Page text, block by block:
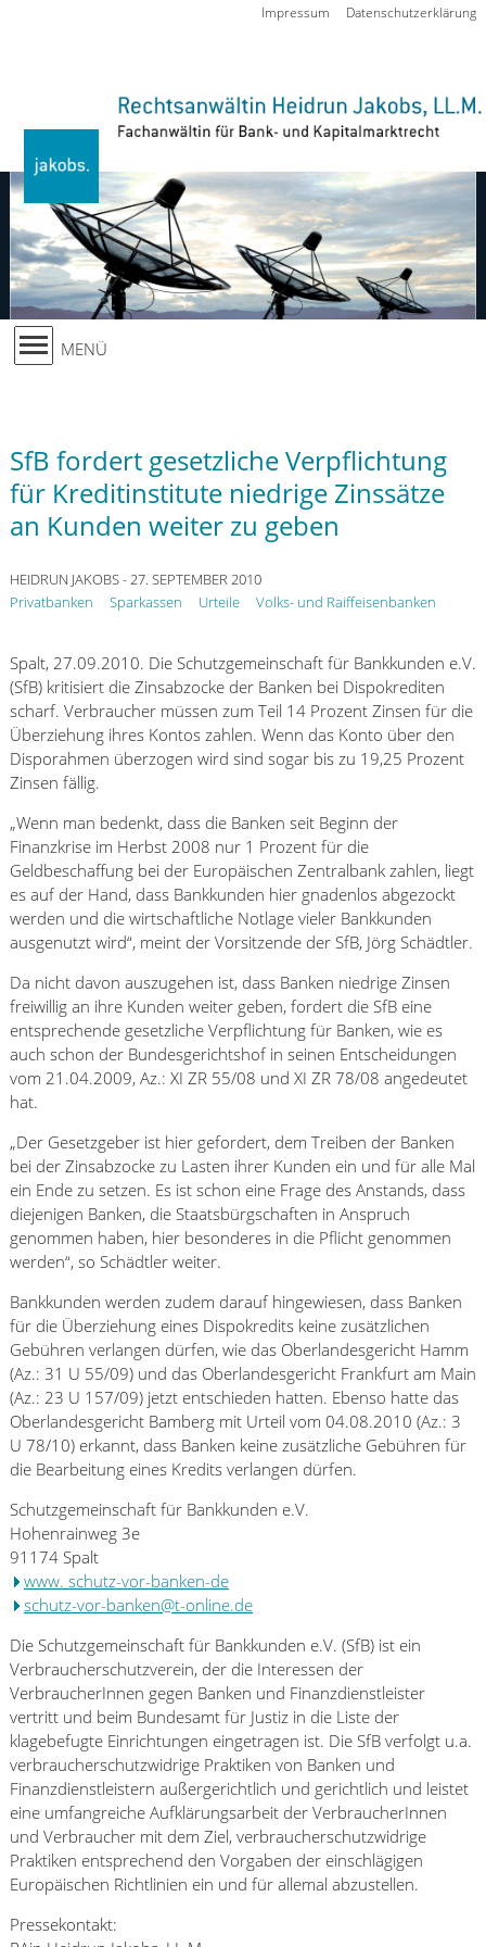
Zur Navigation springen Datenschutzerklärung
Impressum
SfB fordert gesetzliche Verpflichtung
für Kreditinstitute niedrige Zinssätze
an Kunden weiter zu geben
HEIDRUN JAKOBS- 27. SEPTEMBER 2010
Privatbanken
Sparkassen Urteile Volks- und Raiffeisenbanken
Spalt, 27.09.2010. Die Schutzgemeinschaft für Bankkunden e.V.
(SfB) kritisiert die Zinsabzocke der Banken bei Dispokrediten
scharf. Verbraucher müssen zum Teil 14 Prozent Zinsen für die
Überziehung ihres Kontos zahlen. Wenn das Konto über den
Disporahmen überzogen wird sind sogar bis zu 19,25 Prozent
Zinsen fällig.
„Wenn man bedenkt, dass die Banken seit Beginn der
Finanzkrise im Herbst 2008 nur 1 Prozent für die
Geldbeschaffung bei der Europäischen Zentralbank zahlen, liegt
es auf der Hand, dass Bankkunden hier gnadenlos abgezockt
werden und die wirtschaftliche Notlage vieler Bankkunden
ausgenutzt wird“, meint der Vorsitzende der SfB, Jörg Schädtler.
Da nicht davon auszugehen ist, dass Banken niedrige Zinsen
freiwillig an ihre Kunden weiter geben, fordert die SfB eine
entsprechende gesetzliche Verpflichtung für Banken, wie es
auch schon der Bundesgerichtshof in seinen Entscheidungen
vom 21.04.2009, Az.: XI ZR 55/08 und XI ZR 78/08 angedeutet
hat.
„Der Gesetzgeber ist hier gefordert, dem Treiben der Banken
bei der Zinsabzocke zu Lasten ihrer Kunden ein und für alle Mal
ein Ende zu setzen. Es ist schon eine Frage des Anstands, dass
diejenigen Banken, die Staatsbürgschaften in Anspruch
genommen haben, hier besonderes in die Pflicht genommen
werden“, so Schädtler weiter.
Bankkunden werden zudem darauf hingewiesen, dass Banken
für die Überziehung eines Dispokredits keine zusätzlichen
Gebühren verlangen dürfen, wie das Oberlandesgericht Hamm
(Az.: 31 U 55/09) und das Oberlandesgericht Frankfurt am Main
(Az.: 23 U 157/09) jetzt entschieden hatten. Ebenso hatte das
Oberlandesgericht Bamberg mit Urteil vom 04.08.2010 (Az.: 3
U 78/10) erkannt, dass Banken keine zusätzliche Gebühren für
die Bearbeitung eines Kredits verlangen dürfen.
Schutzgemeinschaft für Bankkunden e.V.
Hohenrainweg 3e
91174 Spalt
www. schutz-vor-banken-de
schutz-vor-banken@t-online.de
Die Schutzgemeinschaft für Bankkunden e.V. (SfB) ist ein
Verbraucherschutzverein, der die Interessen der
VerbraucherInnen gegen Banken und Finanzdienstleister
vertritt und beim Bundesamt für Justiz in die Liste der
klagebefugte Einrichtungen eingetragen ist. Die SfB verfolgt u.a.
verbraucherschutzwidrige Praktiken von Banken und
Finanzdienstleistern außergerichtlich und gerichtlich und leistet
eine umfangreiche Aufklärungsarbeit der VerbraucherInnen
und Verbraucher mit dem Ziel, verbraucherschutzwidrige
Praktiken entsprechend den Vorgaben der einschlägigen
Europäischen Richtlinien ein und für allemal abzustellen.
Pressekontakt:
MENÜ